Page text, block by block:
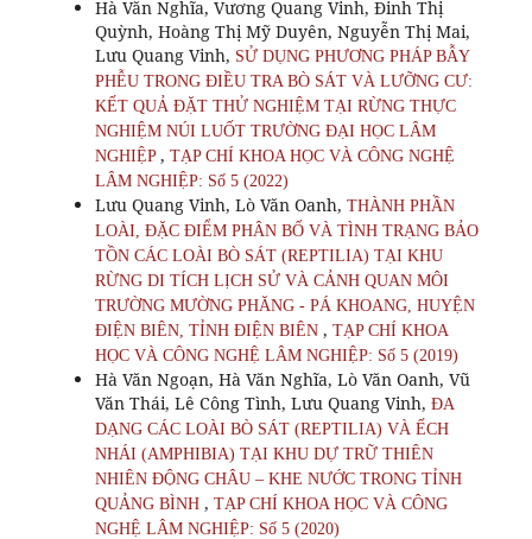
Hà Văn Nghĩa, Vương Quang Vinh, Đinh Thị
Quỳnh, Hoàng Thị Mỹ Duyên, Nguyễn Thị Mai,
Lưu Quang Vinh, SỬ DỤNG PHƯƠNG PHÁP BẪY
PHỄU TRONG ĐIỀU TRA BÒ SÁT VÀ LƯỠNG CƯ:
KẾT QUẢ ĐẶT THỬ NGHIỆM TẠI RỪNG THỰC
NGHIỆM NÚI LUỐT TRƯỜNG ĐẠI HỌC LÂM
NGHIỆP , TẠP CHÍ KHOA HỌC VÀ CÔNG NGHỆ
LÂM NGHIỆP: Số 5 (2022)
Lưu Quang Vinh, Lò Văn Oanh, THÀNH PHẦN
LOÀI, ĐẶC ĐIỂM PHÂN BỐ VÀ TÌNH TRẠNG BẢO
TỒN CÁC LOÀI BÒ SÁT (REPTILIA) TẠI KHU
RỪNG DI TÍCH LỊCH SỬ VÀ CẢNH QUAN MÔI
TRƯỜNG MƯỜNG PHĂNG - PÁ KHOANG, HUYỆN
ĐIỆN BIÊN, TỈNH ĐIỆN BIÊN , TẠP CHÍ KHOA
HỌC VÀ CÔNG NGHỆ LÂM NGHIỆP: Số 5 (2019)
Hà Văn Ngoạn, Hà Văn Nghĩa, Lò Văn Oanh, Vũ
Văn Thái, Lê Công Tình, Lưu Quang Vinh, ĐA
DẠNG CÁC LOÀI BÒ SÁT (REPTILIA) VÀ ẾCH
NHÁI (AMPHIBIA) TẠI KHU DỰ TRỮ THIÊN
NHIÊN ĐỘNG CHÂU – KHE NƯỚC TRONG TỈNH
QUẢNG BÌNH , TẠP CHÍ KHOA HỌC VÀ CÔNG
NGHỆ LÂM NGHIỆP: Số 5 (2020)